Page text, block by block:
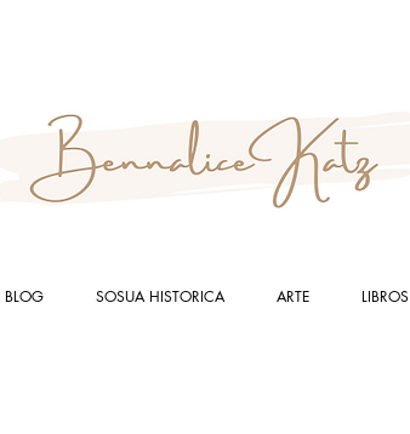
BLOG SOSUA HISTORICA ARTE LIBROS